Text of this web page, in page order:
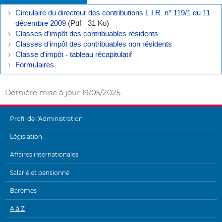
Circulaire du directeur des contributions L.I.R. n° 119/1 du 11
décembre 2009 (Pdf - 31 Ko)
Classes d’impôt des contribuables résidents
Classes d’impôt des contribuables non résidents
Classe d'impôt - tableau récapitulatif
Formulaires
Dernière mise à jour 19/05/2025
MENU
DE
NAVIGATION
Profil de l'Administration
Législation
Affaires internationales
Salarié et pensionné
Barèmes
A à Z